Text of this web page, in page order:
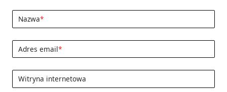
Nazwa*
Adres email*
Witryna internetowa